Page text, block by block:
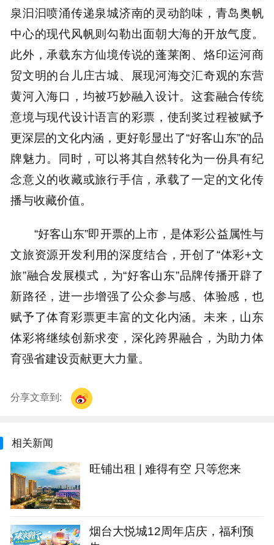
泉汩汩喷涌传递泉城济南的灵动韵味，青岛奥帆
中心的现代风帆则勾勒出面朝大海的开放气度。
此外，承载东方仙境传说的蓬莱阁、烙印运河商
贸文明的台儿庄古城、展现河海交汇奇观的东营
黄河入海口，均被巧妙融入设计。这套融合传统
意境与现代设计语言的彩票，使刮奖过程被赋予
更深层的文化内涵，更好彰显出了“好客山东”的品
牌魅力。同时，可以将其自然转化为一份具有纪
念意义的收藏或旅行手信，承载了一定的文化传
播与收藏价值。
“好客山东”即开票的上市，是体彩公益属性与
文旅资源开发利用的深度结合，开创了“体彩+文
旅”融合发展模式，为“好客山东”品牌传播开辟了
新路径，进一步增强了公众参与感、体验感，也
赋予了体育彩票更丰富的文化内涵。未来，山东
体彩将继续创新求变，深化跨界融合，为助力体
育强省建设贡献更大力量。
分享文章到:
相关新闻
旺铺出租 | 难得有空 只等您来
烟台大悦城12周年店庆，福利预